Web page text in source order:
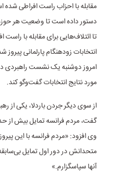
مقابله با احزاب راست افراطی شده
دستور داده است تا وضعیت هر
تا ائتلاف‌هایی برای مقابله با
انتخابات زودهنگام پارلمانی
امروز دوشنبه یک نشست راهبردی در
مورد نتایج انتخابات گفت‌وگو کند.
از سوی دیگر جردن باردلا، یکی از
گفت، مردم فرانسه تمایل بیش از
وی افزود: «مردم فرانسه با این
متحدانش در دور اول تمایل
آنها سپاسگزارم.»